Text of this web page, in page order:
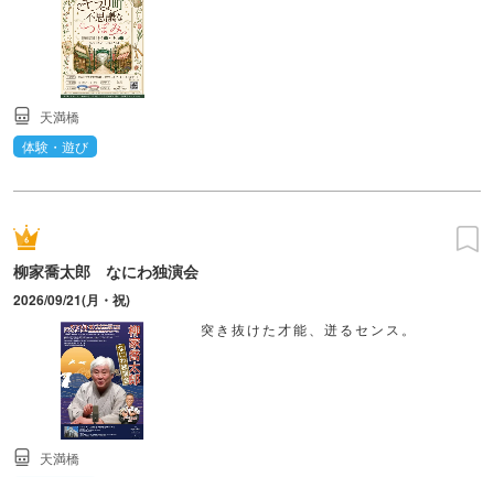
天満橋
体験・遊び
柳家喬太郎 なにわ独演会
2026/09/21(月・祝)
突き抜けた才能、迸るセンス。
天満橋